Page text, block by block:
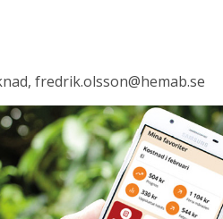
fredrik.olsson@hemab.se